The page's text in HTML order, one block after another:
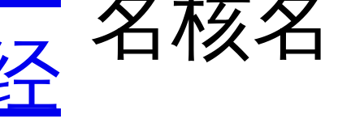
名核名